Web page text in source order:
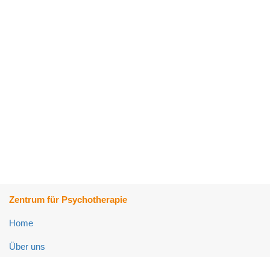
Zentrum für Psychotherapie
Home
Über uns